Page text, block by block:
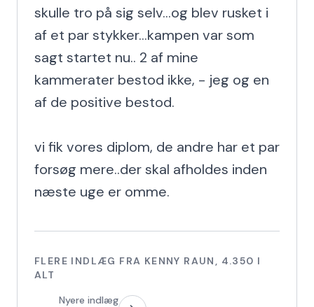
skulle tro på sig selv...og blev rusket i
af et par stykker...kampen var som
sagt startet nu.. 2 af mine
kammerater bestod ikke, - jeg og en
af de positive bestod.
vi fik vores diplom, de andre har et par
forsøg mere..der skal afholdes inden
næste uge er omme.
FLERE INDLÆG FRA KENNY RAUN , 4.350 I
ALT
Nyere indlæg